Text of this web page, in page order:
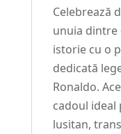
Celebrează
unuia dintre
istorie cu o
dedicată
Ronaldo.
cadoul
lusitan,